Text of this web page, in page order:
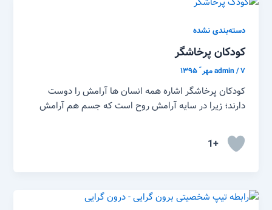
دسته‌بندی نشده
کودکان پرخاشگر
admin/۷ مهر ّ ۱۳۹۵
کودکان پرخاشگر اشاره همه انسان ها آرامش را دوست
دارند؛ زیرا در سایه آرامش روح است که جسم هم آرامش
+1